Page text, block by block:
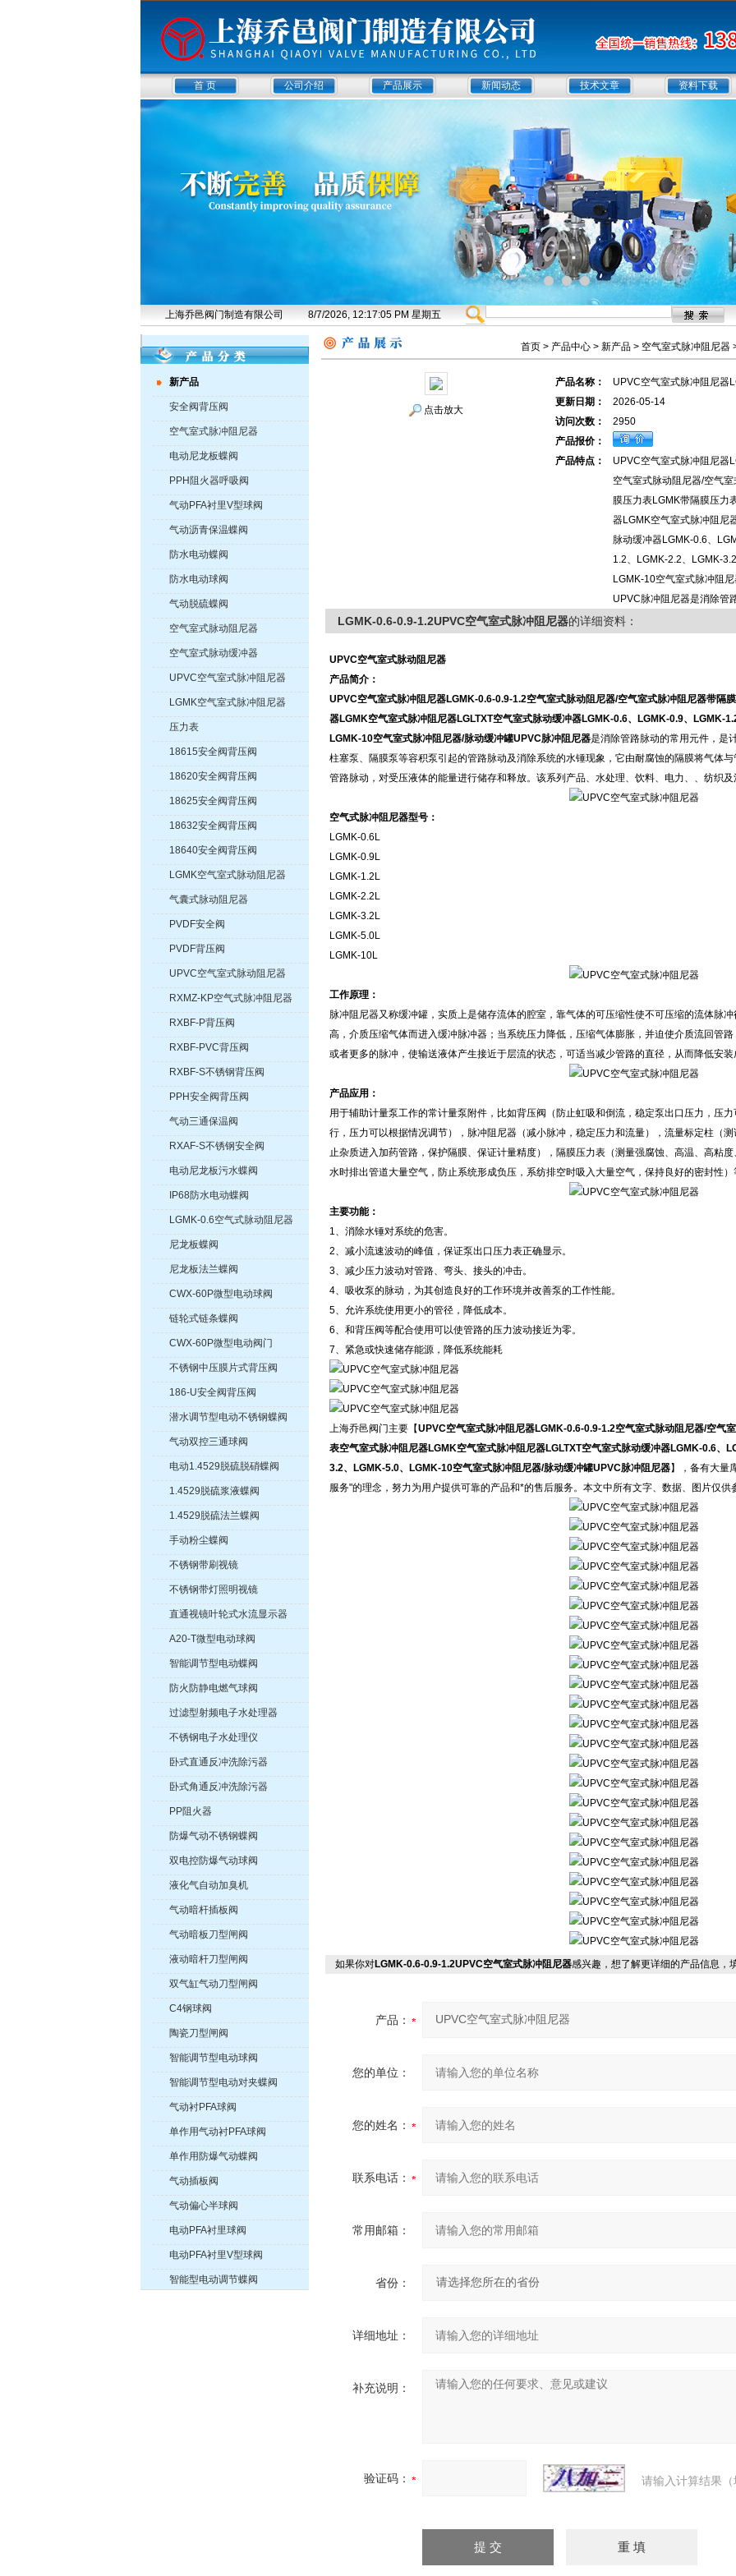
首 页 公司介绍 产品展示 新闻动态 技术文章 资料下载
上海乔邑阀门制造有限公司 8/7/2026, 12:17:06 PM 星期五
新产品
安全阀背压阀
空气室式脉冲阻尼器
电动尼龙板蝶阀
PPH阻火器呼吸阀
气动PFA衬里V型球阀
气动沥青保温蝶阀
防水电动蝶阀
防水电动球阀
气动脱硫蝶阀
空气室式脉动阻尼器
空气室式脉动缓冲器
UPVC空气室式脉冲阻尼器
LGMK空气室式脉冲阻尼器
压力表
18615安全阀背压阀
18620安全阀背压阀
18625安全阀背压阀
18632安全阀背压阀
18640安全阀背压阀
LGMK空气室式脉动阻尼器
气囊式脉动阻尼器
PVDF安全阀
PVDF背压阀
UPVC空气室式脉动阻尼器
RXMZ-KP空气式脉冲阻尼器
RXBF-P背压阀
RXBF-PVC背压阀
RXBF-S不锈钢背压阀
PPH安全阀背压阀
气动三通保温阀
RXAF-S不锈钢安全阀
电动尼龙板污水蝶阀
IP68防水电动蝶阀
LGMK-0.6空气式脉动阻尼器
尼龙板蝶阀
尼龙板法兰蝶阀
CWX-60P微型电动球阀
链轮式链条蝶阀
CWX-60P微型电动阀门
不锈钢中压膜片式背压阀
186-U安全阀背压阀
潜水调节型电动不锈钢蝶阀
气动双控三通球阀
电动1.4529脱硫脱硝蝶阀
1.4529脱硫浆液蝶阀
1.4529脱硫法兰蝶阀
手动粉尘蝶阀
不锈钢带刷视镜
不锈钢带灯照明视镜
直通视镜叶轮式水流显示器
A20-T微型电动球阀
智能调节型电动蝶阀
防火防静电燃气球阀
过滤型射频电子水处理器
不锈钢电子水处理仪
卧式直通反冲洗除污器
卧式角通反冲洗除污器
PP阻火器
防爆气动不锈钢蝶阀
双电控防爆气动球阀
液化气自动加臭机
气动暗杆插板阀
气动暗板刀型闸阀
液动暗杆刀型闸阀
双气缸气动刀型闸阀
C4钢球阀
陶瓷刀型闸阀
智能调节型电动球阀
智能调节型电动对夹蝶阀
气动衬PFA球阀
单作用气动衬PFA球阀
单作用防爆气动蝶阀
气动插板阀
气动偏心半球阀
电动PFA衬里球阀
电动PFA衬里V型球阀
智能型电动调节蝶阀
首页> 产品中心> 新产品> 空气室式脉冲阻尼器
点击放大
产品名称：
UPVC空气室式脉冲阻尼器
更新日期：
2026-05-14
访问次数：
2950
产品报价：
产品特点：
UPVC空气室式脉冲阻尼器
空气室式脉动阻尼器/空气
膜压力表LGMK带隔膜压力
器LGMK空气室式脉冲阻尼
脉动缓冲器LGMK-0.6、
1.2、LGMK-2.2、LGMK-
LGMK-10空气室式脉冲阻
UPVC脉冲阻尼器是消除管
LGMK-0.6-0.9-1.2UPVC空气室式脉冲阻尼器的详细资料：
UPVC空气室式脉动阻尼器
产品简介：
UPVC空气室式脉冲阻尼器LGMK-0.6-0.9-1.2空气室式脉动阻尼器/空气室式脉冲阻尼器带隔
器LGMK空气室式脉冲阻尼器LGLTXT空气室式脉动缓冲器LGMK-0.6、LGMK-0.9、LGMK-
LGMK-10空气室式脉冲阻尼器/脉动缓冲罐UPVC脉冲阻尼器是消除管路脉动的常用元件，是
柱塞泵、隔膜泵等容积泵引起的管路脉动及消除系统的水锤现象，它由耐腐蚀的隔膜将气体
管路脉动，对受压液体的能量进行储存和释放。该系列产品、水处理、饮料、电力、、纺织
空气式脉冲阻尼器型号：
LGMK-0.6L
LGMK-0.9L
LGMK-1.2L
LGMK-2.2L
LGMK-3.2L
LGMK-5.0L
LGMK-10L
工作原理：
脉冲阻尼器又称缓冲罐，实质上是储存流体的腔室，靠气体的可压缩性使不可压缩的流体脉
高，介质压缩气体而进入缓冲脉冲器；当系统压力降低，压缩气体膨胀，并迫使介质流回管
或者更多的脉冲，使输送液体产生接近于层流的状态，可适当减少管路的直径，从而降低安装
产品应用：
用于辅助计量泵工作的常计量泵附件，比如背压阀（防止虹吸和倒流，稳定泵出口压力，压
行，压力可以根据情况调节），脉冲阻尼器（减小脉冲，稳定压力和流量），流量标定柱（
止杂质进入加药管路，保护隔膜、保证计量精度），隔膜压力表（测量强腐蚀、高温、高粘
水时排出管道大量空气，防止系统形成负压，系纺排空时吸入大量空气，保持良好的密封性）
主要功能：
1、消除水锤对系统的危害。
2、减小流速波动的峰值，保证泵出口压力表正确显示。
3、减少压力波动对管路、弯头、接头的冲击。
4、吸收泵的脉动，为其创造良好的工作环境并改善泵的工作性能。
5、允许系统使用更小的管径，降低成本。
6、和背压阀等配合使用可以使管路的压力波动接近为零。
7、紧急或快速储存能源，降低系统能耗
上海乔邑阀门主要【UPVC空气室式脉冲阻尼器LGMK-0.6-0.9-1.2空气室式脉动阻尼器/空气
表空气室式脉冲阻尼器LGMK空气室式脉冲阻尼器LGLTXT空气室式脉动缓冲器LGMK-0.6、
3.2、LGMK-5.0、LGMK-10空气室式脉冲阻尼器/脉动缓冲罐UPVC脉冲阻尼器】，备有大量
服务"的理念，努力为用户提供可靠的产品和*的售后服务。本文中所有文字、数据、图片仅供
如果你对LGMK-0.6-0.9-1.2UPVC空气室式脉冲阻尼器感兴趣，想了解更详细的产品信息，
产品：
您的单位：
您的姓名：
联系电话：
常用邮箱：
省份：
详细地址：
补充说明：
验证码： 请输入计算结果